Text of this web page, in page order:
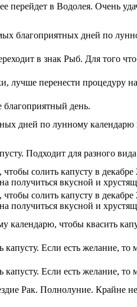
перейдет в Водолея. Очень
благоприятных дней по
в знак Рыб. Для того
лучше перенести процедуру
благоприятный день.
дней по лунному календарю
Подходит для разного
солить капусту в
получиться вкусной и
солить капусту в
получиться вкусной и
календарю, чтобы квасить
Если есть желание, то
Если есть желание, то
Рак. Полнолуние.